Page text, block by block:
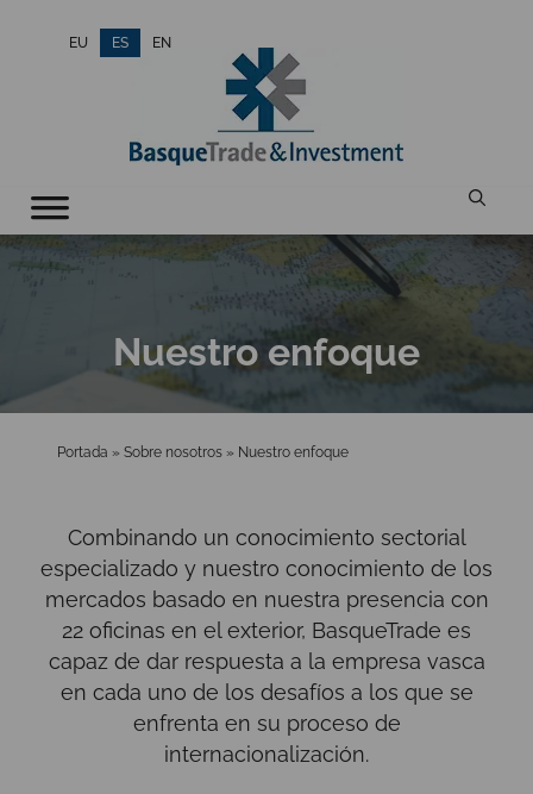
EU ES EN
Nuestro enfoque
Portada » Sobre nosotros » Nuestro enfoque
Combinando un conocimiento sectorial
especializado y nuestro conocimiento de los
mercados basado en nuestra presencia con
22 oficinas en el exterior, BasqueTrade es
capaz de dar respuesta a la empresa vasca
en cada uno de los desafíos a los que se
enfrenta en su proceso de
internacionalización.